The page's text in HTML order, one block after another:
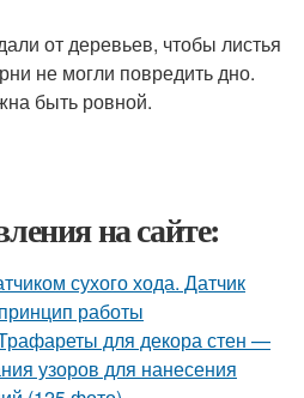
от деревьев, чтобы листья
не могли повредить дно.
быть ровной.
на сайте:
сухого хода. Датчик
работы
для декора стен —
узоров для нанесения